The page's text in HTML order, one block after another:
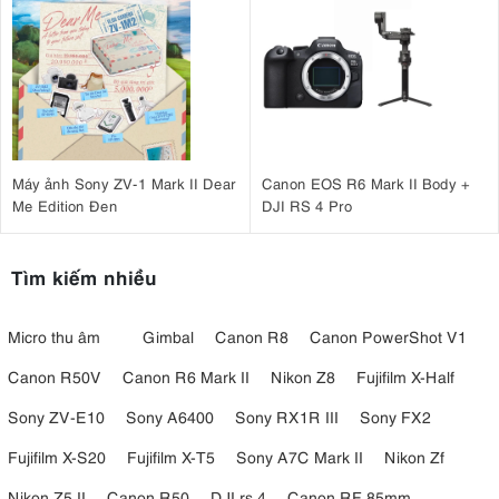
kế thừa và cải tiến từ thuật toán trên EOS R3, sử dụng công nghệ
Deep Learning. Hệ thống
không chỉ nhận
diện và bám nét hiệu quả vào người (mắt, khuôn mặt, đầu, cơ thể),
động vật (chó, mèo, chim, ngựa - bao gồm cả ngựa vằn), phương tiện
(ô tô, xe máy, tàu hỏa, máy bay) mà còn giới thiệu chế độ 'Auto' thông
minh.
người, động vật và phương tiện
Máy ảnh Sony ZV-1 Mark II Dear
Me Edition Đen
Canon EOS R6 Mark II Body +
DJI RS 4 Pro
Tìm kiếm nhiều
Micro thu âm Gimbal Canon R8
Canon PowerShot V1
Canon R50V
Canon R6 Mark II Nikon Z8
Fujifilm X-Half
Sony ZV-E10
Sony A6400 Sony RX1R III
Sony FX2
Fujifilm X-S20
Fujifilm X-T5 Sony A7C Mark II
Nikon Zf